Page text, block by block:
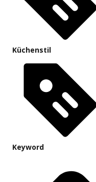
Küchenstil
Keyword